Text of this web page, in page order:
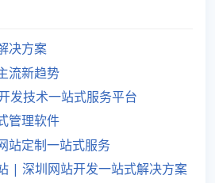
决方案
流新趋势
发技术一站式服务平台
管理软件
站定制一站式服务
| 深圳网站开发一站式解决方案